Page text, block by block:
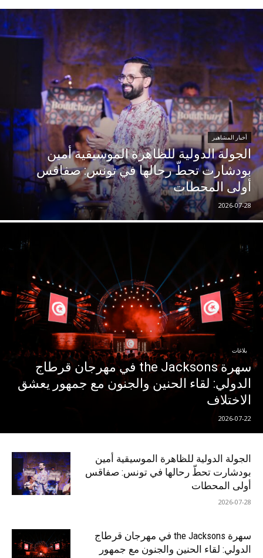
أخبار المشاهير
الجولة الدولية للظاهرة الموسيقية أمين
بودشارت تحطّ رحالها في تونس: صفاقس
أولى المحطات
2026-07-28
بلاغات
سهرة the Jacksons في مهرجان قرطاج
الدولي: لقاء الحنين والجنون مع جمهور يعشق
الاختلاف
2026-07-22
الجولة الدولية للظاهرة الموسيقية أمين
بودشارت تحطّ رحالها في تونس: صفاقس
أولى المحطات
2026-07-28
سهرة the Jacksons في مهرجان قرطاج
الدولي: لقاء الحنين والجنون مع جمهور